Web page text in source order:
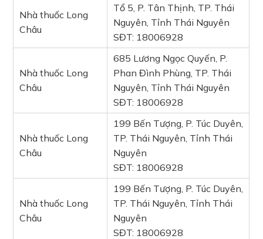
Nhà thuốc Long
Châu
Tổ 5, P. Tân Thịnh, TP. Thái
Nguyên, Tỉnh Thái Nguyên
SĐT: 18006928
Nhà thuốc Long
Châu
685 Lương Ngọc Quyến, P.
Phan Đình Phùng, TP. Thái
Nguyên, Tỉnh Thái Nguyên
SĐT: 18006928
Nhà thuốc Long
Châu
199 Bến Tượng, P. Túc Duyên,
TP. Thái Nguyên, Tỉnh Thái
Nguyên
SĐT: 18006928
Nhà thuốc Long
Châu
199 Bến Tượng, P. Túc Duyên,
TP. Thái Nguyên, Tỉnh Thái
Nguyên
SĐT: 18006928